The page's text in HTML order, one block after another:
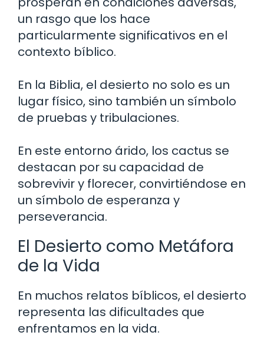
un rasgo que los hace
particularmente significativos en el
contexto bíblico.
En la Biblia, el desierto no solo es un
lugar físico, sino también un símbolo
de pruebas y tribulaciones.
En este entorno árido, los cactus se
destacan por su capacidad de
sobrevivir y florecer, convirtiéndose en
un símbolo de esperanza y
perseverancia.
El Desierto como Metáfora
de la Vida
En muchos relatos bíblicos, el desierto
representa las dificultades que
enfrentamos en la vida.